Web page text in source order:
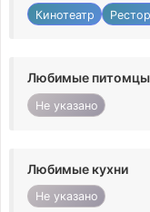
Кинотеатр
Любимые питомцы
Не указано
Любимые кухни
Не указано